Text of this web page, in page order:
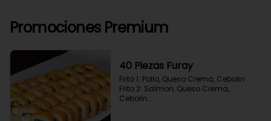
Promociones Premium
40 Piezas Furay
Frito 1: Pollo, Queso Crema, Cebolin
Frito 2: Salmon, Queso Crema,
Cebolin